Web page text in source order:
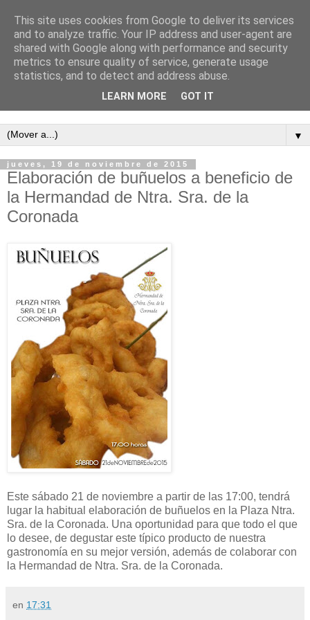
Semanario independiente de Calañas
▼
jueves, 19 de noviembre de 2015
Elaboración de buñuelos a beneficio de
la Hermandad de Ntra. Sra. de la
Coronada
Este sábado 21 de noviembre a partir de las 17:00, tendrá
lugar la habitual elaboración de buñuelos en la Plaza Ntra.
Sra. de la Coronada. Una oportunidad para que todo el que
lo desee, de degustar este típico producto de nuestra
gastronomía en su mejor versión, además de colaborar con
la Hermandad de Ntra. Sra. de la Coronada.
en 17:31
This site uses cookies from Google to deliver its services
and to analyze traffic. Your IP address and user-agent are
shared with Google along with performance and security
metrics to ensure quality of service, generate usage
statistics, and to detect and address abuse.
LEARN MORE GOT IT